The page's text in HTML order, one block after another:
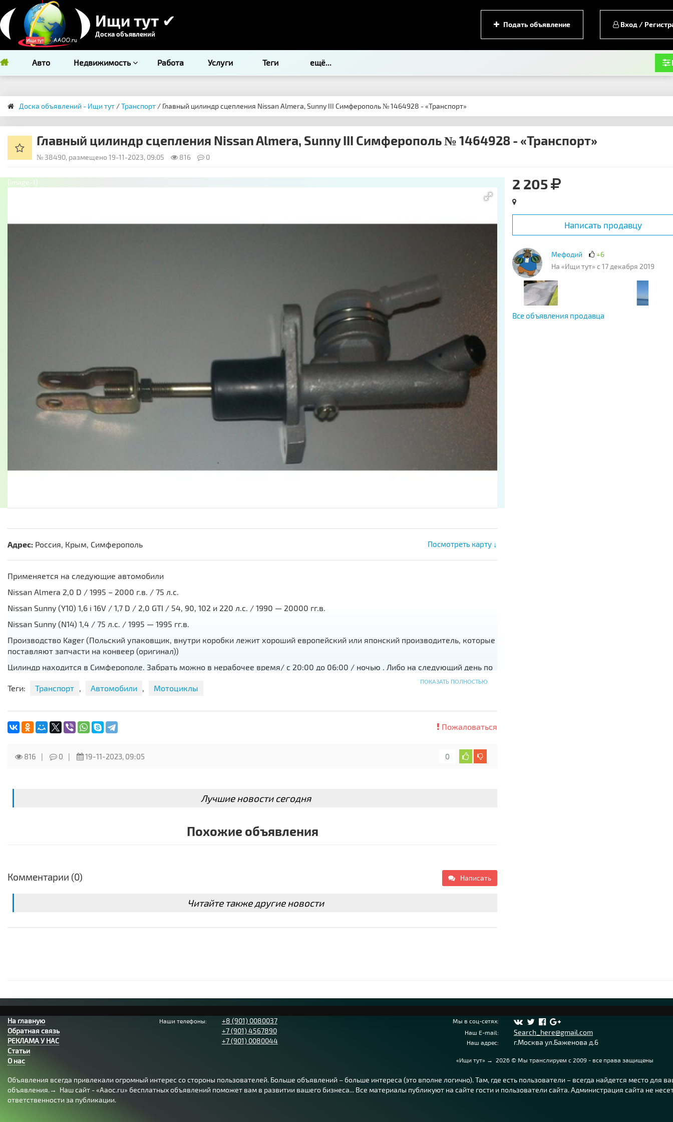
Ищи тут ✔
Доска объявлений
Подать объявление Вход /
Авто Недвижимость Работа Услуги Теги ещё...
Доска объявлений - Ищи тут /Транспорт / Главный цилиндр сцепления Nissan Almera, Sunny III Симферополь № 1464928 - «Транспорт»
Главный цилиндр сцепления Nissan Almera, Sunny III Симферополь № 1464928 - «Транспорт»
№ 38490, размещено 19-11-2023, 09:05 816 0
[image-1] 2 205
Написать продавцу
Мефодий
+6
На «Ищи тут» с 17 декабря 2019
Все объявления продавца
Адрес: Россия, Крым, Симферополь Посмотреть карту ↓
Применяется на следующие автомобили
Nissan Almera 2,0 D / 1995 – 2000 г.в. / 75 л.с.
Nissan Sunny (Y10) 1,6 i 16V / 1,7 D / 2,0 GTI / 54, 90, 102 и 220 л.с. / 1990 — 20000 гг.в.
Nissan Sunny (N14) 1,4 / 75 л.с. / 1995 — 1995 гг.в.
Производство Kager (Польский упаковщик, внутри коробки лежит хороший европейский или японский производитель, которые
поставляют запчасти на конвеер (оригинал))
Цилиндр находится в Симферополе. Забрать можно в нерабочее время/ с 20:00 до 06:00 / ночью . Либо на следующий день по
возможна отправка в другой город автобусами
ПОКАЗАТЬ ПОЛНОСТЬЮ
Теги: Транспорт , Автомобили , Мотоциклы
Пожаловаться
816 0 19-11-2023, 09:05 0
Лучшие новости сегодня
Похожие объявления
Комментарии (0) Написать
Читайте также другие новости
На главную
Обратная связь
РЕКЛАМА У НАС
Статьи
О нас
Наши телефоны:
+8 (901) 0080037
+7 (901) 4567890
+7 (901) 0080044
Мы в соц-сетях:
Наш E-mail:
Search_here@gmail.com
Наш адрес: г.Москва ул.Баженова д.6
«Ищи тут» →2026 © Мы транслируем с 2009 - все права защищены
Объявления всегда привлекали огромный интерес со стороны пользователей. Больше объявлений – больше интереса (это вполне логично). Там, где есть пользователи – всегда найдется место для
объявления.→ Наш сайт - «Aaoc.ru» бесплатных объявлений поможет вам в развитии вашего бизнеса... Все материалы публикуют на сайте гости и пользователи сайта. Администрация сайта не
ответственности за публикации.